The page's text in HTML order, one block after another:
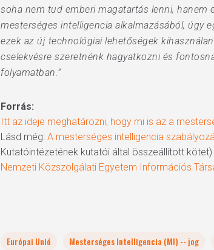
soha nem tud emberi magatartás lenni,
mesterséges intelligencia alkalmazásából, úgy
ezek az új technológiai lehetőségek
cselekvésre szeretnénk hagyatkozni és
folyamatban.”
Forrás:
Itt az ideje meghatározni, hogy mi is az a
Lásd még: A mesterséges intelligencia
Kutatóintézetének kutatói által összeállított kötet)
Nemzeti Közszolgálati Egyetem Információs
Európai Unió Mesterséges Intelligencia (MI) -- jog